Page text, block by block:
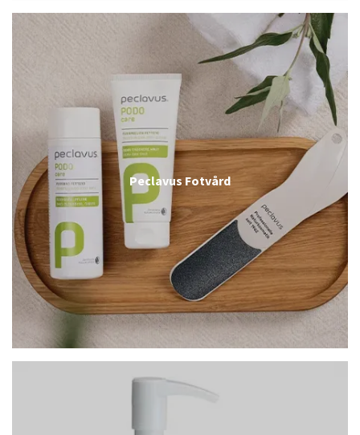
Peclavus Fotvård